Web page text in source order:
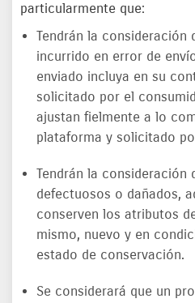
particularmente que:
Tendrán la consideración
incurrido en error de
enviado incluya en su
solicitado por el
ajustan fielmente a lo
plataforma y solicitado
Tendrán la consideración
defectuosos o dañados,
conserven los atributos
mismo, nuevo y en
estado de conservación.
Se considerará que un